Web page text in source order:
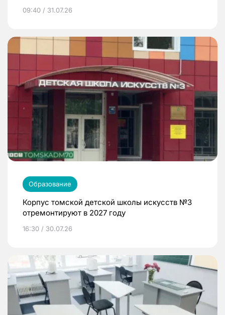
09:40 / 31.07.26
Образование
Корпус томской детской школы искусств №3
отремонтируют в 2027 году
16:30 / 30.07.26